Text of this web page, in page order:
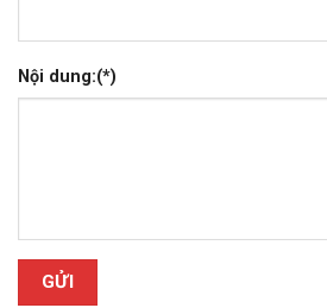
Nội dung:(*)